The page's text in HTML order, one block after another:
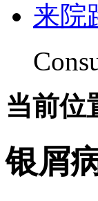
来院
当前位
银屑